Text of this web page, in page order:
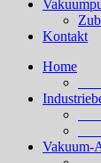
Kontakt
Home
-
-
-
Vakuum-